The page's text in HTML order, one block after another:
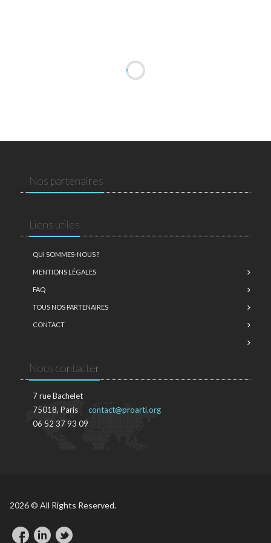
Nos partenaires
Liens utiles
QUI SOMMES-NOUS ?
MENTIONS LÉGALES
FAQ
TOUS NOS PARTENAIRES
CONTACT
Nous contacter
7 rue Bachelet
75018, Paris
06 52 37 93 09
contact@proarti.org
2026 © All Rights Reserved.